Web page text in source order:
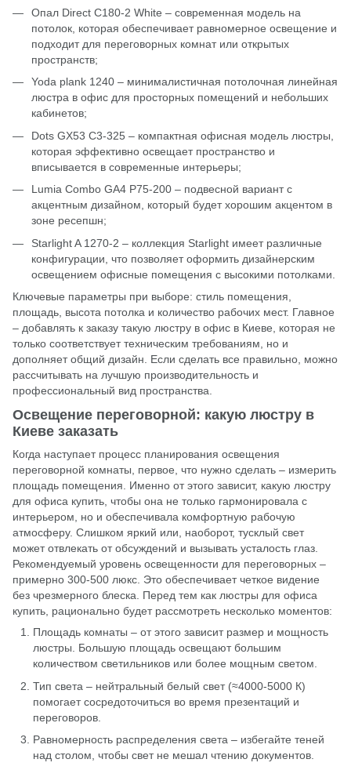
Опал Direct C180-2 White – современная модель на
потолок, которая обеспечивает равномерное освещение и
подходит для переговорных комнат или открытых
пространств;
Yoda plank 1240 – минималистичная потолочная линейная
люстра в офис для просторных помещений и небольших
кабинетов;
Dots GX53 C3-325 – компактная офисная модель люстры,
которая эффективно освещает пространство и
вписывается в современные интерьеры;
Lumia Combo GA4 P75-200 – подвесной вариант с
акцентным дизайном, который будет хорошим акцентом в
зоне ресепшн;
Starlight A 1270-2 – коллекция Starlight имеет различные
конфигурации, что позволяет оформить дизайнерским
освещением офисные помещения с высокими потолками.
Ключевые параметры при выборе: стиль помещения,
площадь, высота потолка и количество рабочих мест. Главное
– добавлять к заказу такую люстру в офис в Киеве, которая не
только соответствует техническим требованиям, но и
дополняет общий дизайн. Если сделать все правильно, можно
рассчитывать на лучшую производительность и
профессиональный вид пространства.
Освещение переговорной: какую люстру в
Киеве заказать
Когда наступает процесс планирования освещения
переговорной комнаты, первое, что нужно сделать – измерить
площадь помещения. Именно от этого зависит, какую люстру
для офиса купить, чтобы она не только гармонировала с
интерьером, но и обеспечивала комфортную рабочую
атмосферу. Слишком яркий или, наоборот, тусклый свет
может отвлекать от обсуждений и вызывать усталость глаз.
Рекомендуемый уровень освещенности для переговорных –
примерно 300-500 люкс. Это обеспечивает четкое видение
без чрезмерного блеска. Перед тем как люстры для офиса
купить, рационально будет рассмотреть несколько моментов:
Площадь комнаты – от этого зависит размер и мощность
люстры. Большую площадь освещают большим
количеством светильников или более мощным светом.
Тип света – нейтральный белый свет (≈4000-5000 К)
помогает сосредоточиться во время презентаций и
переговоров.
Равномерность распределения света – избегайте теней
над столом, чтобы свет не мешал чтению документов.